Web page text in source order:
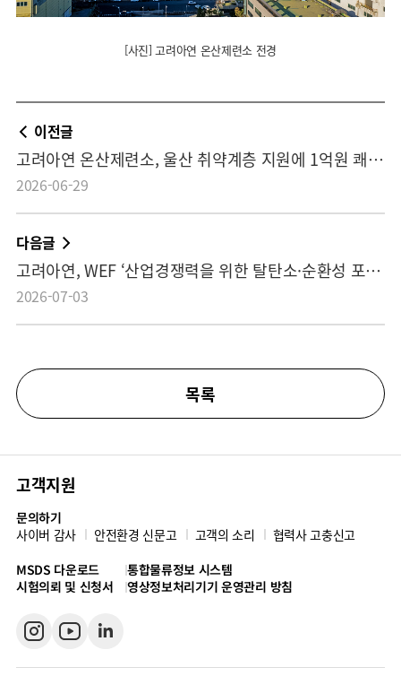
[사진] 고려아연 온산제련소 전경
이전글
고려아연 온산제련소, 울산 취약계층 지원에 1억원 쾌척 노사 합심해 ‘사랑의 여름김치 나눔’ 봉사활동도
2026-06-29
다음글
고려아연, WEF ‘산업경쟁력을 위한 탈탄소·순환성 포럼’ 참가 핵심광물 공급망 안정화 기여 ‘자원순환’ 중요성 강조
2026-07-03
목록
고객지원
문의하기
사이버 감사
안전환경 신문고 고객의 소리
협력사 고충신고
MSDS 다운로드
시험의뢰 및 신청서
통합물류정보 시스템
영상정보처리기기 운영관리 방침